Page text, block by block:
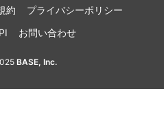
約
プライバシーポリシー
お問い合わせ
BASE, Inc.